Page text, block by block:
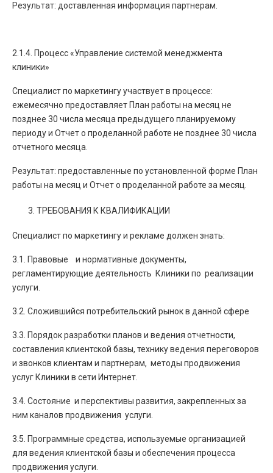
Результат: доставленная информация партнерам.
2.1.4. Процесс «Управление системой менеджмента
клиники»
Специалист по маркетингу участвует в процессе:
ежемесячно предоставляет План работы на месяц не
позднее 30 числа месяца предыдущего планируемому
периоду и Отчет о проделанной работе не позднее 30 числа
отчетного месяца.
Результат: предоставленные по установленной форме План
работы на месяц и Отчет о проделанной работе за месяц.
ТРЕБОВАНИЯ К КВАЛИФИКАЦИИ
Специалист по маркетингу и рекламе должен знать:
3.1. Правовые и нормативные документы,
регламентирующие деятельность Клиники по реализации
услуги.
3.2. Сложившийся потребительский рынок в данной сфере
3.3. Порядок разработки планов и ведения отчетности,
составления клиентской базы, технику ведения переговоров
и звонков клиентам и партнерам, методы продвижения
услуг Клиники в сети Интернет.
3.4. Состояние и перспективы развития, закрепленных за
ним каналов продвижения услуги.
3.5. Программные средства, используемые организацией
для ведения клиентской базы и обеспечения процесса
продвижения услуги.